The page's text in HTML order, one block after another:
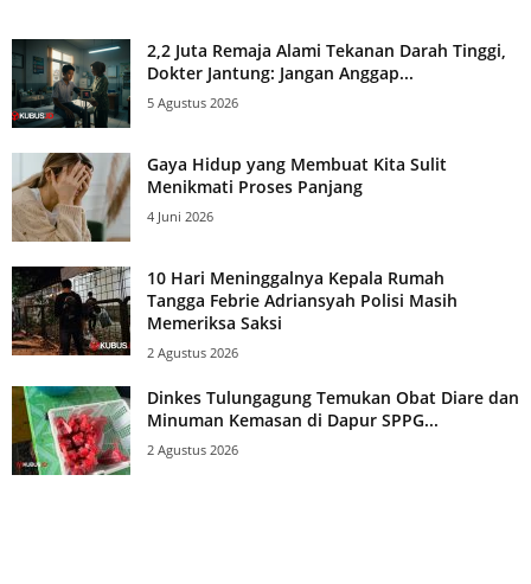
2,2 Juta Remaja Alami Tekanan Darah Tinggi,
Dokter Jantung: Jangan Anggap...
5 Agustus 2026
Gaya Hidup yang Membuat Kita Sulit
Menikmati Proses Panjang
4 Juni 2026
10 Hari Meninggalnya Kepala Rumah
Tangga Febrie Adriansyah Polisi Masih
Memeriksa Saksi
2 Agustus 2026
Dinkes Tulungagung Temukan Obat Diare dan
Minuman Kemasan di Dapur SPPG...
2 Agustus 2026